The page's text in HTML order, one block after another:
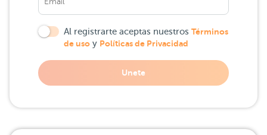
Al registrarte aceptas nuestros Términos
de uso y Políticas de Privacidad
Unete